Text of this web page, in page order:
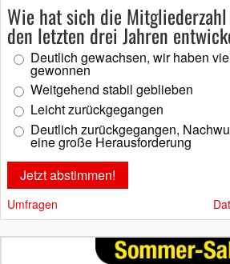
Wie hat sich die
den letzten drei Jahren
Deutlich gewachsen, wir haben
gewonnen
Weitgehend stabil geblieben
Leicht zurückgegangen
Deutlich zurückgegangen,
eine große Herausforderung
Umfragen